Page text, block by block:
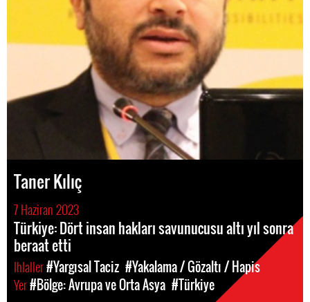
Taner Kılıç
7 Haziran 2023
Türkiye: Dört insan hakları savunucusu altı yıl sonra
beraat etti
Ihlaller#Yargısal Taciz #Yakalama / Gözaltı / Hapis
Yer#Bölge: Avrupa ve Orta Asya #Türkiye